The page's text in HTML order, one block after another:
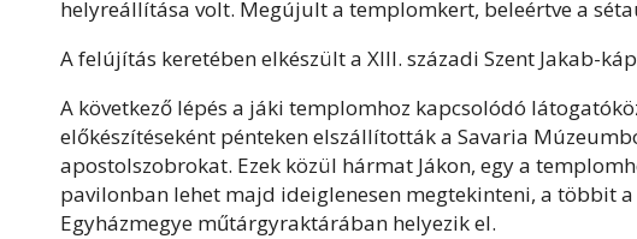
helyreállítása volt. Megújult a templomkert, beleértve a
A felújítás keretében elkészült a XIII. századi Szent Jakab-
A következő lépés a jáki templomhoz kapcsolódó
előkészítéseként pénteken elszállították a Savaria
apostolszobrokat. Ezek közül hármat Jákon, egy a
pavilonban lehet majd ideiglenesen megtekinteni, a többit
Egyházmegye műtárgyraktárában helyezik el.